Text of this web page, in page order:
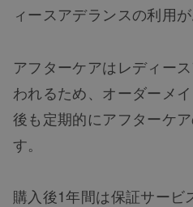
ィースアデランスの利用が
アフターケアはレディー
われるため、オーダーメ
後も定期的にアフターケ
す。
購入後1年間は保証サービ